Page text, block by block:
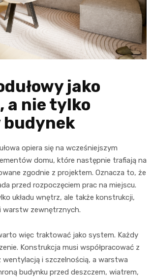
jako
a nie tylko
budynek
opiera się na wcześniejszym
domu, które następnie trafiają na
zgodnie z projektem. Oznacza to, że
przed rozpoczęciem prac na miejscu.
układu wnętrz, ale także konstrukcji,
warstw zewnętrznych.
więc traktować jako system. Każdy
Konstrukcja musi współpracować z
wentylacją i szczelnością, a warstwa
budynku przed deszczem, wiatrem,